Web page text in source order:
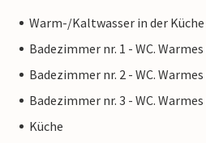
Warm-/Kaltwasser in der Küche
Badezimmer nr. 1 - WC.
Badezimmer nr. 2 - WC.
Badezimmer nr. 3 - WC.
Küche